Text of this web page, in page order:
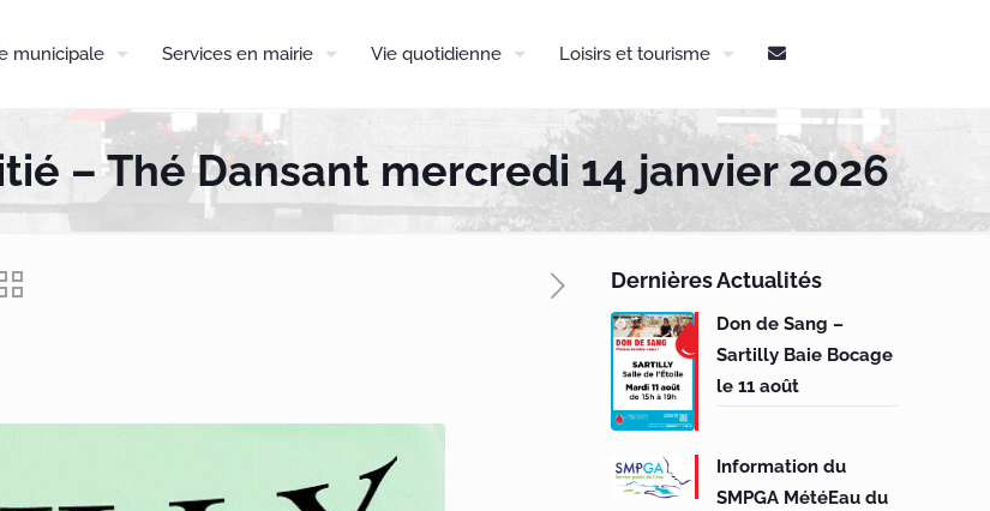
municipale Services en mairie Vie quotidienne Loisirs et tourisme
– Thé Dansant mercredi 14 janvier 2026
Dernières Actualités
Don de Sang –
Sartilly Baie Bocage
le 11 août
Information du
SMPGA MétéEau du